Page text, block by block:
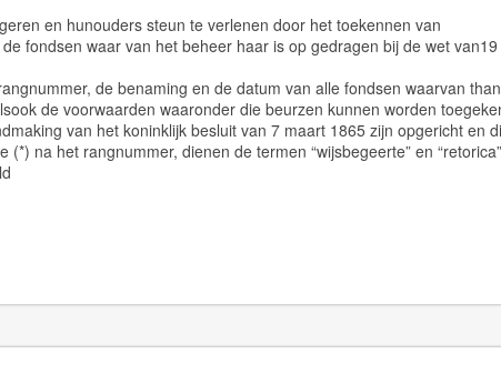
en hunouders steun te verlenen door het toekennen van
fondsen waar van het beheer haar is op gedragen bij de wet van19
de benaming en de datum van alle fondsen waarvan
de voorwaarden waaronder die beurzen kunnen worden
van het koninklijk besluit van 7 maart 1865 zijn opgericht en
na het rangnummer, dienen de termen “wijsbegeerte” en